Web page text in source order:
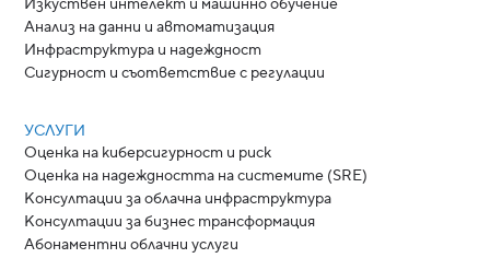
Анализ на данни и автоматизация
Инфраструктура и надеждност
Сигурност и съответствие с регулации
УСЛУГИ
Оценка на киберсигурност и риск
Оценка на надеждността на системите (SRE)
Консултации за облачна инфраструктура
Консултации за бизнес трансформация
Абонаментни облачни услуги